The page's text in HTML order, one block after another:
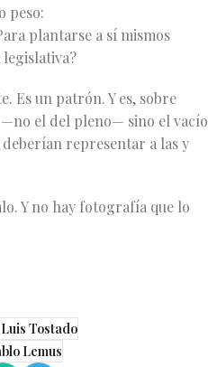
peso:
plantarse a sí mismos
Es un patrón. Y es, sobre
el del pleno— sino el vacío
representar a las y
Y no hay fotografía que lo
Luis Tostado
Lemus